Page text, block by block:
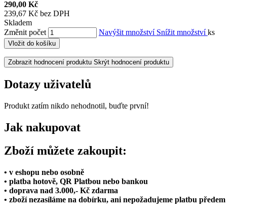
290,00 Kč
239,67 Kč bez DPH
Skladem
Změnit počet
Navýšit množství Snížit množstvíks
Vložit do košíku
Zobrazit hodnocení produktu Skrýt hodnocení produktu
Dotazy uživatelů
Produkt zatím nikdo nehodnotil, buďte první!
Jak nakupovat
Zboží můžete zakoupit:
• v eshopu nebo osobně
• platba hotově, QR Platbou nebo bankou
• doprava nad 3.000,- Kč zdarma
• zboží nezasíláme na dobírku, ani nepožadujeme platbu předem